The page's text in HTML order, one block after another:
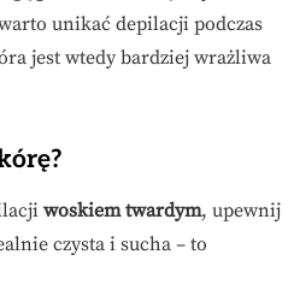
unikać depilacji podczas
jest wtedy bardziej wrażliwa
woskiem twardym, upewnij
czysta i sucha – to